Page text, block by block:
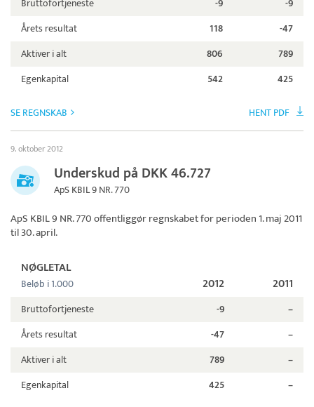
Bruttofortjeneste -9
-9
Årets resultat
118
-47
Aktiver i alt
806
789
Egenkapital
542 425
SE REGNSKAB HENT PDF
9. oktober 2012
Underskud på DKK 46.727
ApS KBIL 9 NR. 770
ApS KBIL 9 NR. 770offentliggør regnskabet for perioden 1. maj 2011
til 30. april.
NØGLETAL
Beløb i 1.000 2012 2011
Bruttofortjeneste -9
–
Årets resultat
-47
–
Aktiver i alt
789
–
Egenkapital
425 –